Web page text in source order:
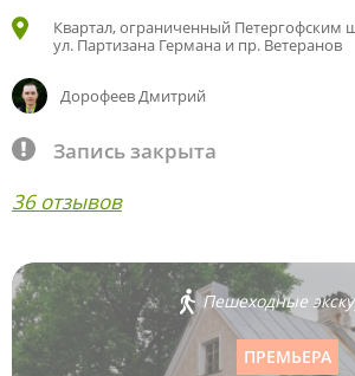
Квартал, ограниченный
ул. Партизана Германа и пр. Ветеранов
Дорофеев Дмитрий
Запись закрыта
36 отзывов
Пешеходные
ПРЕМЬЕРА